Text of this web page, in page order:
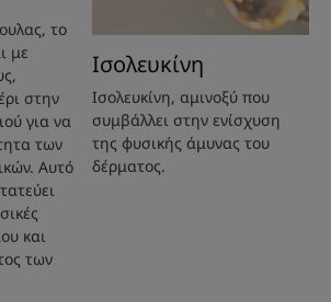
το
με
στην
για να
των
Αυτό
και
των
Ισολευκίνη
Ισολευκίνη, αμινοξύ που
συμβάλλει στην ενίσχυση
της φυσικής άμυνας του
δέρματος.